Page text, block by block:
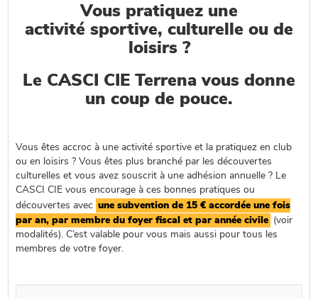
Vous pratiquez une
activité sportive, culturelle ou de
loisirs ?
Le CASCI CIE Terrena vous donne
un coup de pouce.
Vous êtes accroc à une activité sportive et la pratiquez en club
ou en loisirs ? Vous êtes plus branché par les découvertes
culturelles et vous avez souscrit à une adhésion annuelle ? Le
CASCI CIE vous encourage à ces bonnes pratiques ou
découvertes avec une subvention de 15 € accordée une fois
par an, par membre du foyer fiscal et par année civile (voir
modalités). C’est valable pour vous mais aussi pour tous les
membres de votre foyer.